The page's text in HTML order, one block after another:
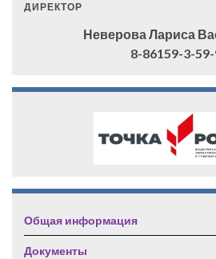
ДИРЕКТОР
Неверова Лариса
8-86159-3-
Общая информация
Документы